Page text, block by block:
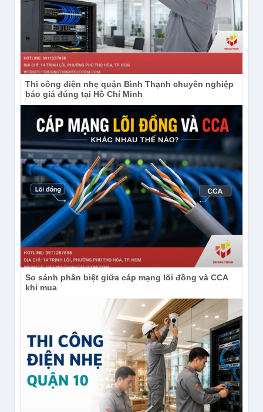
THÔNG TIN LIÊN HỆ & HỖ TRỢ
KHÁCH HÀNG:
CÔNG TY TNHH ĐẦU TƯ CÔNG NGHỆ TRƯỜNG
Địa chỉ : 14 Trịnh Lỗi, Phường Phú Thọ Hòa, TP.
HCM, Việt Nam
Điện thoại: (028) 38 101 698 – 0911 28 78 98
Kinh doanh: 0888 319 798 (Ms.Trang)
Email : truongthinhtelecom@gmail.com
Nhìn chung,Camera Tiandy TC-C36QN 2ENA-4
nên được lựa chọn dựa trên đúng thông số, môi
trường lắp đặt và yêu cầu vận hành thực tế.
Thi công điện nhẹ quận Bình Thạnh chuyên nghiệp
báo giá đúng tại Hồ Chí Minh
So sánh phân biệt giữa cáp mạng lõi đồng và CCA
khi mua